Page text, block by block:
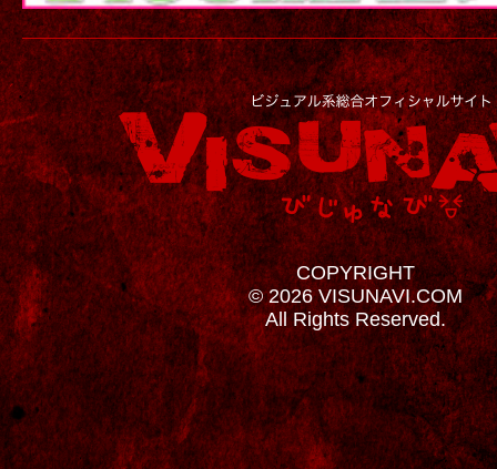
COPYRIGHT
© 2026 VISUNAVI.COM
All Rights Reserved.